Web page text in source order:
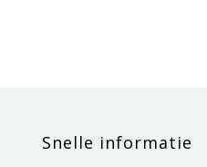
Snelle informatie